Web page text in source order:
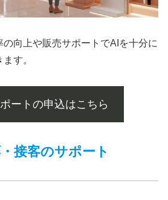
向上や販売サポートでAIを十分に
す。
ートの申込はこちら
接客のサポート